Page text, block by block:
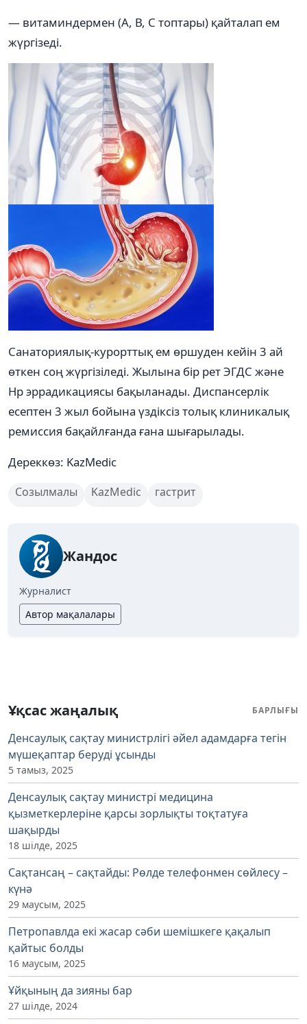
— витаминдермен (А, В, С топтары) қайталап ем
жүргізеді.
Санаториялық-курорттық ем өршуден кейін 3 ай
өткен соң жүргізіледі. Жылына бір рет ЭГДС және
Нр эррадикациясы бақыланады. Диспансерлік
есептен 3 жыл бойына үздіксіз толық клиникалық
ремиссия бақайлғанда ғана шығарылады.
Дереккөз: KazMedic
Созылмалы KazMedic гастрит
Жандос
Журналист
Автор мақалалары
Ұқсас жаңалық БАРЛЫҒЫ
Денсаулық сақтау министрлігі әйел адамдарға тегін
мүшеқаптар беруді ұсынды
5 тамыз, 2025
Денсаулық сақтау министрі медицина
қызметкерлеріне қарсы зорлықты тоқтатуға
шақырды
18 шілде, 2025
Сақтансаң – сақтайды: Рөлде телефонмен сөйлесу –
күнә
29 маусым, 2025
Петропавлда екі жасар сәби шемішкеге қақалып
қайтыс болды
16 маусым, 2025
Ұйқының да зияны бар
27 шілде, 2024